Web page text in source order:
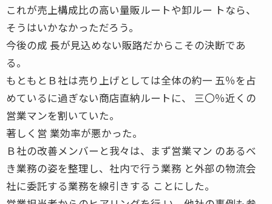
これが売上構成比の高い量販ルートや卸ルー トなら、
そうはいかなかっただろう。
今後の成 長が見込めない販路だからこその決断であ
る。
もともとＢ社は売り上げとしては全体の約一 五％を占
めているに過ぎない商店直納ルートに、 三〇％近くの
営業マンを割いていた。
著しく営 業効率が悪かった。
Ｂ社の改善メンバーと我々は、まず営業マン のあるべ
き業務の姿を整理し、社内で行う業務 と外部の物流会
社に委託する業務を線引きする ことにした。